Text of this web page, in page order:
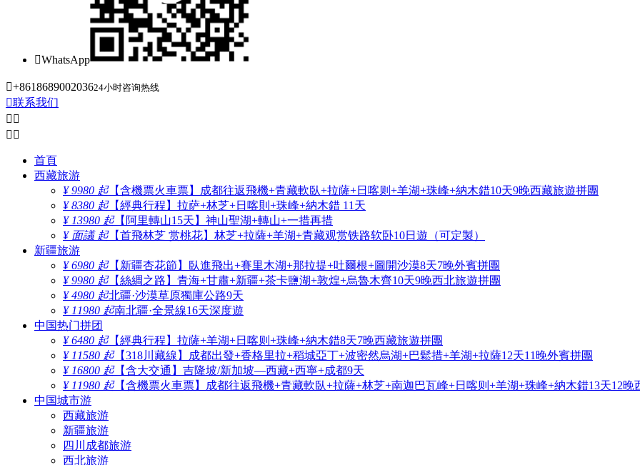
WhatsApp
+861868900203624小时咨询热线
联系我们
 
 
首頁
西藏旅游
¥ 9980 起【含機票火車票】成都往返飛機+青藏軟臥+拉薩+日喀则+羊湖+珠峰+納木錯10天9晚西藏旅遊拼團
¥ 8380 起【經典行程】拉萨+林芝+日喀則+珠峰+納木錯 11天
¥ 13980 起【阿里轉山15天】神山聖湖+轉山+一措再措
¥ 面議 起【首飛林芝 赏桃花】林芝+拉薩+羊湖+青藏观赏铁路软卧10日遊（可定製）
新疆旅游
¥ 6980 起【新疆杏花節】臥進飛出+賽里木湖+那拉提+吐爾根+圖開沙漠8天7晚外賓拼團
¥ 9980 起【絲綢之路】青海+甘肅+新疆+茶卡鹽湖+敦煌+烏魯木齊10天9晚西北旅遊拼團
¥ 4980 起北疆·沙漠草原獨庫公路9天
¥ 11980 起南北疆·全景線16天深度遊
中国热门拼团
¥ 6480 起【經典行程】拉薩+羊湖+日喀则+珠峰+納木錯8天7晚西藏旅遊拼團
¥ 11580 起【318川藏線】成都出發+香格里拉+稻城亞丁+波密然烏湖+巴鬆措+羊湖+拉薩12天11晚外賓拼團
¥ 16800 起【含大交通】吉隆坡/新加坡—西藏+西寧+成都9天
¥ 11980 起【含機票火車票】成都往返飛機+青藏軟臥+拉薩+林芝+南迦巴瓦峰+日喀则+羊湖+珠峰+納木錯13天12晚
中国城市游
西藏旅游
新疆旅游
四川成都旅游
西北旅游